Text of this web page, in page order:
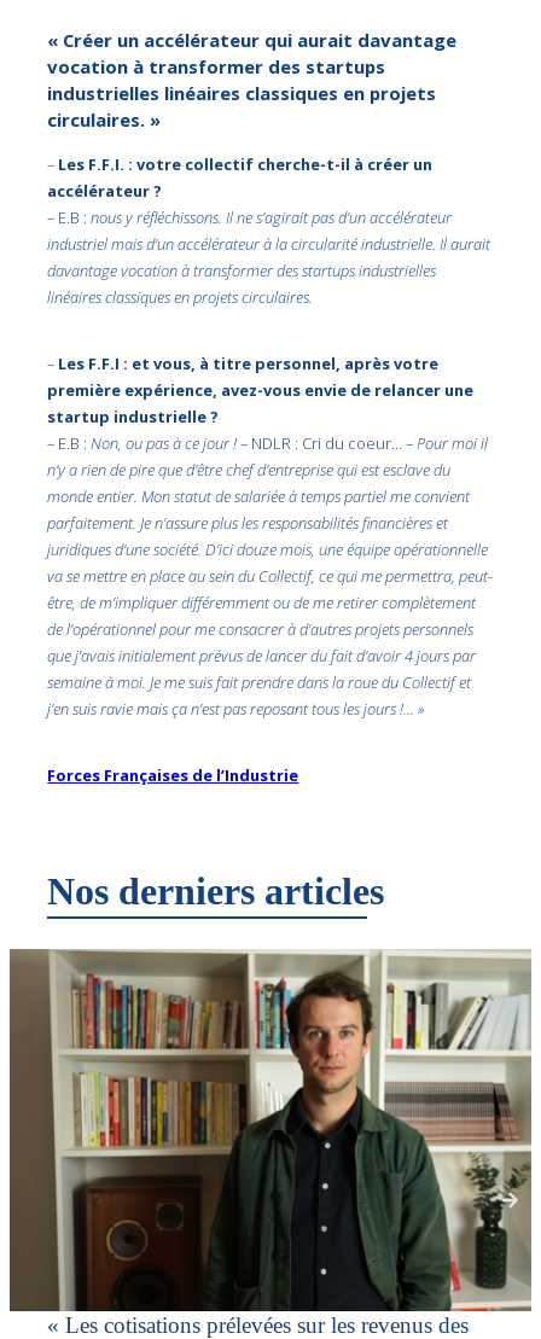
« Créer un accélérateur qui aurait davantage
vocation à transformer des startups
industrielles linéaires classiques en projets
circulaires. »
– Les F.F.I. : votre collectif cherche-t-il à créer un
accélérateur ?
– E.B :nous y réfléchissons. Il ne s’agirait pas d’un accélérateur
industriel mais d’un accélérateur à la circularité industrielle. Il aurait
davantage vocation à transformer des startups industrielles
linéaires classiques en projets circulaires.
– Les F.F.I : et vous, à titre personnel, après votre
première expérience, avez-vous envie de relancer une
startup industrielle ?
– E.B :Non, ou pas à ce jour !– NDLR : Cri du coeur… –Pour moi il
n’y a rien de pire que d’être chef d’entreprise qui est esclave du
monde entier. Mon statut de salariée à temps partiel me convient
parfaitement. Je n’assure plus les responsabilités financières et
juridiques d’une société. D’ici douze mois, une équipe opérationnelle
va se mettre en place au sein du Collectif, ce qui me permettra, peut-
être, de m’impliquer différemment ou de me retirer complètement
de l’opérationnel pour me consacrer à d’autres projets personnels
que j’avais initialement prévus de lancer du fait d’avoir 4 jours par
semaine à moi. Je me suis fait prendre dans la roue du Collectif et
j’en suis ravie mais ça n’est pas reposant tous les jours !… »
Forces Françaises de l’Industrie
Nos derniers articles
« Les cotisations prélevées sur les revenus des